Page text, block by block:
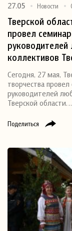
Поделиться
27.05 Новости
Тверской
провел
руководителей
коллективов
Сегодня, 27 мая,
творчества
руководителей
Тверской области…